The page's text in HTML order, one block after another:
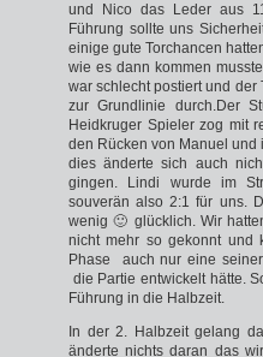
und Nico das Leder aus
Führung sollte uns
einige gute Torchancen
wie es dann kommen
war schlecht postiert und der
zur Grundlinie durch.Der
Heidkruger Spieler zog mit
den Rücken von Manuel und
dies änderte sich auch
gingen. Lindi wurde im
souverän also 2:1 für uns.
wenig 🙂 glücklich. Wir
nicht mehr so gekonnt und
Phase auch nur eine
die Partie entwickelt hätte.
Führung in die Halbzeit.
In der 2. Halbzeit gelang
änderte nichts daran das